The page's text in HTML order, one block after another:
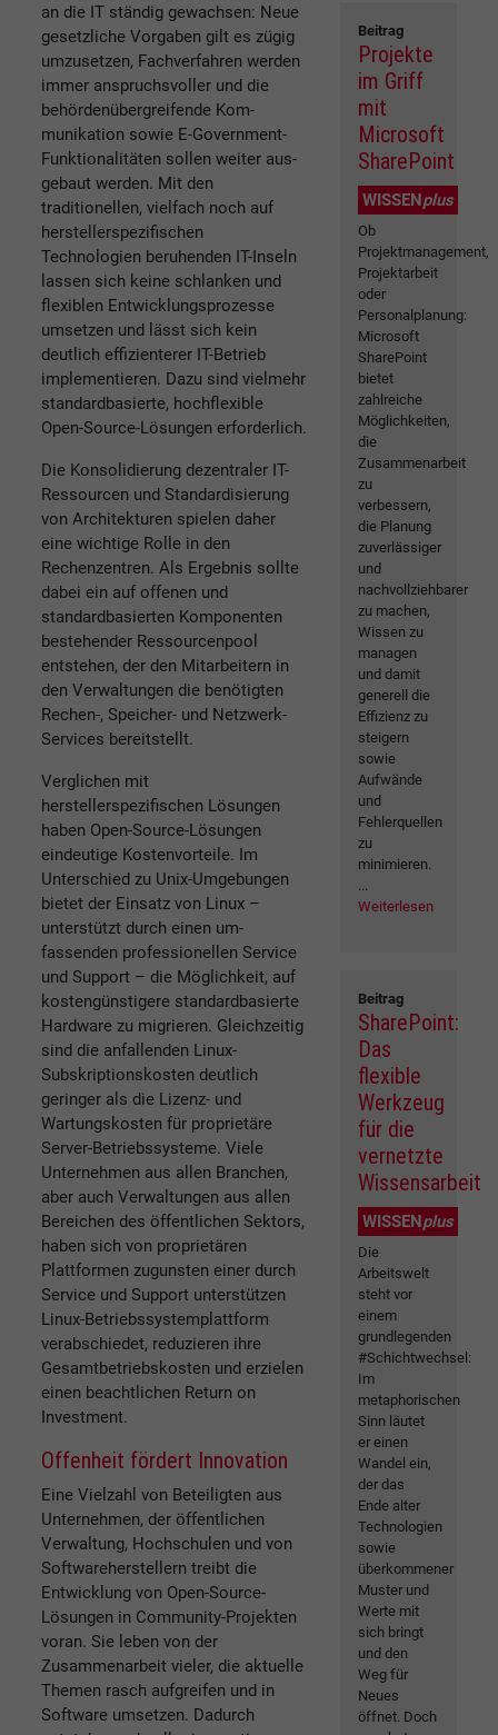
an die IT ständig gewachsen: Neue
gesetzliche Vorgaben gilt es zügig
umzusetzen, Fachverfahren werden
immer anspruchsvoller und die
behördenübergreifende Kom­
munikation sowie E-Government-
Funktionalitäten sollen weiter aus­
gebaut werden. Mit den
traditionellen, vielfach noch auf
herstellerspezifischen
Technologien beruhenden IT-Inseln
lassen sich keine schlanken und
flexiblen Entwicklungsprozesse
umsetzen und lässt sich kein
deutlich effizienterer IT-Betrieb
implementieren. Dazu sind vielmehr
standardbasierte, hochflexible
Open-Source-Lösungen erforderlich.
Die Konsolidierung dezentraler IT-
Ressourcen und Standardisierung
von Architekturen spielen daher
eine wichtige Rolle in den
Rechenzentren. Als Ergebnis sollte
dabei ein auf offenen und
standardbasierten Komponenten
bestehender Ressourcenpool
entstehen, der den Mitarbeitern in
den Verwaltungen die benötigten
Rechen-, Speicher- und Netzwerk-
Services bereitstellt.
Verglichen mit
herstellerspezifischen Lösungen
haben Open-Source-Lösungen
eindeutige Kostenvorteile. Im
Unterschied zu Unix-Umge­bungen
bietet der Einsatz von Linux –
unterstützt durch einen um­
fassenden professionellen Service
und Support – die Möglichkeit, auf
kostengünstigere standardbasierte
Hardware zu migrieren. Gleichzei­tig
sind die anfallenden Linux-
Subskriptionskosten deutlich
geringer als die Lizenz- und
Wartungskosten für proprietäre
Server-Betriebssysteme. Viele
Unternehmen aus allen Branchen,
aber auch Verwaltungen aus allen
Bereichen des öffentlichen Sektors,
haben sich von proprietären
Plattformen zugunsten einer durch
Service und Support unterstützen
Linux-Betriebssystemplattform
verabschiedet, reduzieren ihre
Gesamtbetriebskosten und erzielen
einen beachtlichen Return on
Investment.
Offenheit fördert Innovation
Eine Vielzahl von Beteiligten aus
Unternehmen, der öffentlichen
Verwaltung, Hochschulen und von
Softwareherstellern treibt die
Entwicklung von Open-Source-
Lösungen in Community-Projekten
voran. Sie leben von der
Zusammenarbeit vieler, die aktuelle
Themen rasch aufgreifen und in
Software umsetzen. Dadurch
Beitrag
Projekte
im Griff
mit
Microsoft
SharePoint
WISSENplus
Ob
Projektmanagement,
Projektarbeit
oder
Personalplanung:
Microsoft
SharePoint
bietet
zahlreiche
Möglichkeiten,
die
Zusammenarbeit
zu
verbessern,
die Planung
zuverlässiger
und
nachvollziehbarer
zu machen,
Wissen zu
managen
und damit
generell die
Effizienz zu
steigern
sowie
Aufwände
und
Fehlerquellen
zu
minimieren.
...
Weiterlesen
Beitrag
SharePoint:
Das
flexible
Werkzeug
für die
vernetzte
Wissensarbeit
WISSENplus
Die
Arbeitswelt
steht vor
einem
grundlegenden
#Schichtwechsel:
Im
metaphorischen
Sinn läutet
er einen
Wandel ein,
der das
Ende alter
Technologien
sowie
überkommener
Muster und
Werte mit
sich bringt
und den
Weg für
Neues
öffnet. Doch